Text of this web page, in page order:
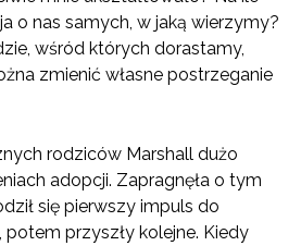
o nas samych, w jaką wierzymy?
wśród których dorastamy,
zmienić własne postrzeganie
rodziców Marshall dużo
adopcji. Zapragnęła o tym
się pierwszy impuls do
potem przyszły kolejne. Kiedy